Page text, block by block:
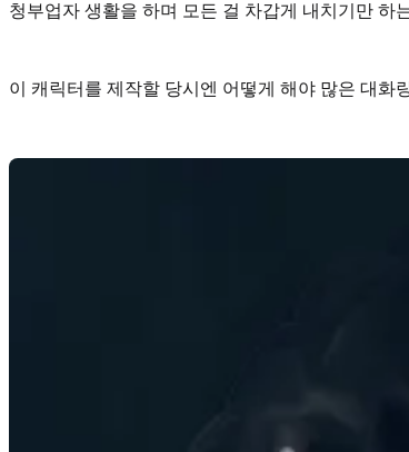
청부업자 생활을 하며 모든 걸 차갑게 내치기만 하
이 캐릭터를 제작할 당시엔 어떻게 해야 많은 대화